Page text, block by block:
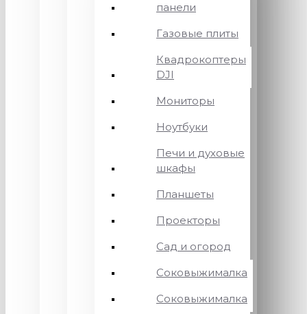
панели
Газовые плиты
Квадрокоптеры
DJI
Мониторы
Ноутбуки
Печи и духовые
шкафы
Планшеты
Проекторы
Сад и огород
Соковыжималка
Соковыжималка